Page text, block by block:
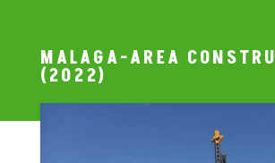
MALAGA-AREA
(2022)